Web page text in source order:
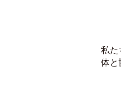
私た
体と